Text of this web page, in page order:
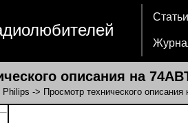
Статьи
описания на
Philips -> Просмотр технического описания